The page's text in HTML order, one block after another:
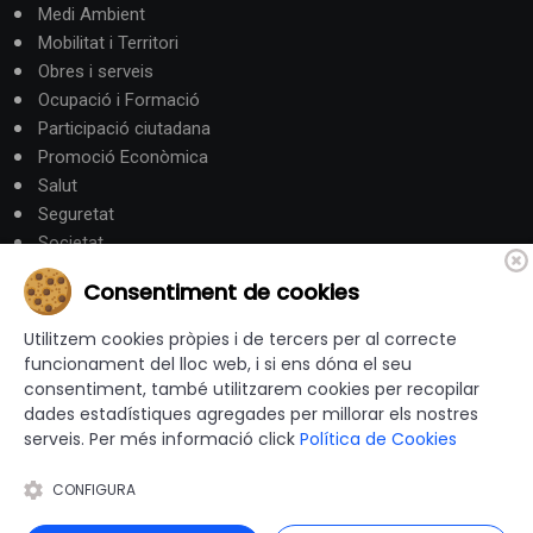
Medi Ambient
Mobilitat i Territori
Obres i serveis
Ocupació i Formació
Participació ciutadana
Promoció Econòmica
Salut
Seguretat
Societat
Turisme
Altres Canals
canalandorra.ad
© 2012-2026 Ajuntaments de Catalunya - Tots els drets
Consentiment de cookies
Utilitzem cookies pròpies i de tercers per al correcte
funcionament del lloc web, i si ens dóna el seu
consentiment, també utilitzarem cookies per recopilar
dades estadístiques agregades per millorar els nostres
serveis. Per més informació click Política de Cookies
CONFIGURA